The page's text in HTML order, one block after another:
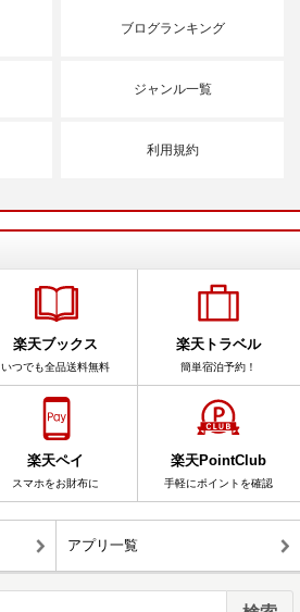
ブログランキング
ジャンル一覧
利用規約
楽天ブックス
いつでも全品送料無料
楽天トラベル
簡単宿泊予約！
楽天ペイ
スマホをお財布に
楽天PointClub
手軽にポイントを確認
アプリ一覧